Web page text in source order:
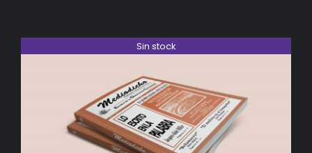
Sin stock
DETALLES